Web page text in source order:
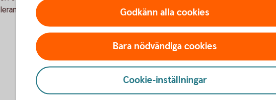
Godkänn alla cookies
Bara nödvändiga cookies
Cookie-inställningar